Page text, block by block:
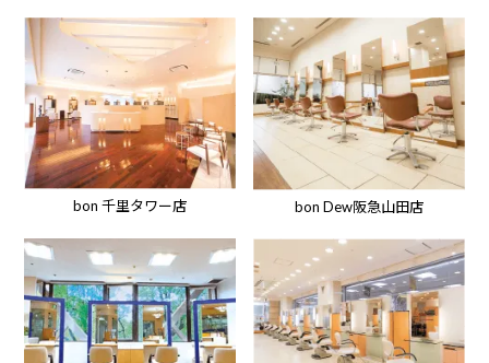
bon 千里タワー店 bon Dew阪急山田店